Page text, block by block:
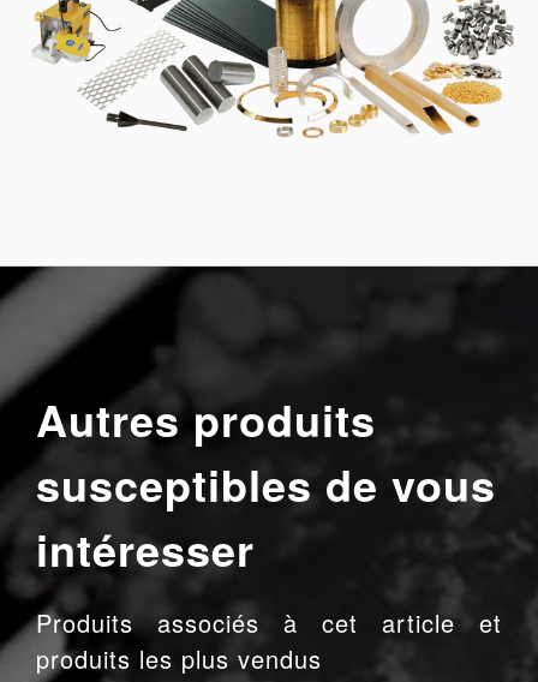
Autres produits
susceptibles de vous
intéresser
Produits associés à cet article et
produits les plus vendus